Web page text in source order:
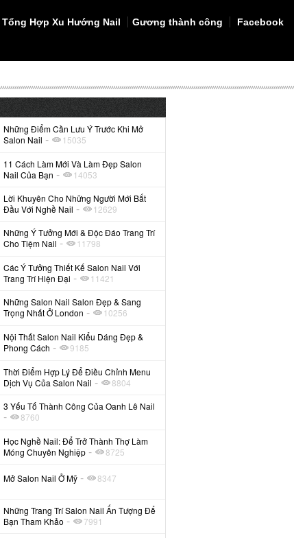
Tổng Hợp Xu Hướng Nail Gương thành công Facebook
Những Điểm Cần Lưu Ý Trước Khi Mở
Salon Nail - 15035
11 Cách Làm Mới Và Làm Đẹp Salon
Nail Của Bạn -
14053
Lời Khuyên Cho Những Người Mới Bắt
Đầu Với Nghề Nail - 12629
Những Ý Tưởng Mới & Độc Đáo Trang Trí
Cho Tiệm Nail- 11798
Các Ý Tưởng Thiết Kế Salon Nail Với
Trang Trí Hiện Đại - 11421
Những Salon Nail Salon Đẹp & Sang
Trọng Nhất Ở London - 10256
Nội Thất Salon Nail Kiểu Dáng Đẹp &
Phong Cách - 9185
Thời Điểm Hợp Lý Để Điều Chỉnh Menu
Dịch Vụ Của Salon Nail - 8804
3 Yếu Tố Thành Công Của Oanh Lê Nail
- 8760
Học Nghề Nail: Để Trở Thành Thợ Làm
Móng Chuyên Nghiệp - 8725
Mở Salon Nail Ở Mỹ - 8347
Những Trang Trí Salon Nail Ấn Tượng Để
Bạn Tham Khảo - 7991